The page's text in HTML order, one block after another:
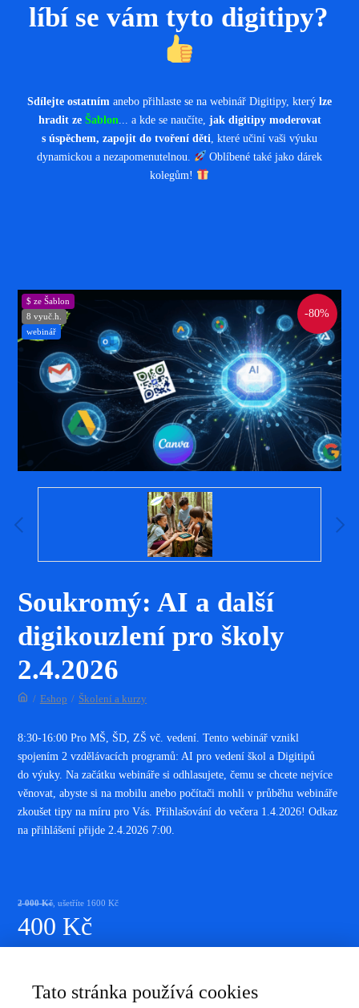
líbí se vám tyto digitipy?
Sdílejte ostatním anebo přihlaste se na webinář Digitipy, který lze
hradit ze Šablon ... a kde se naučíte, jak digitipy moderovat
s úspěchem, zapojit do tvoření děti , které učiní vaši výuku
dynamickou a nezapomenutelnou.
Oblíbené také jako dárek
kolegům!
-80%
$ ze Šablon
8 vyuč.h.
webinář
Soukromý: AI a další
digikouzlení pro školy
2.4.2026
/ Eshop / Školení a kurzy
8:30-16:00 Pro MŠ, ŠD, ZŠ vč. vedení. Tento webinář vznikl
spojením 2 vzdělávacích programů: AI pro vedení škol a Digitipů
do výuky. Na začátku webináře si odhlasujete, čemu se chcete nejvíce
věnovat, abyste si na mobilu anebo počítači mohli v průběhu webináře
zkoušet tipy na míru pro Vás. Přihlašování do večera 1.4.2026! Odkaz
na přihlášení přijde 2.4.2026 7:00.
2 000Kč, ušetříte 1600 Kč
400 Kč
Tato stránka používá cookies